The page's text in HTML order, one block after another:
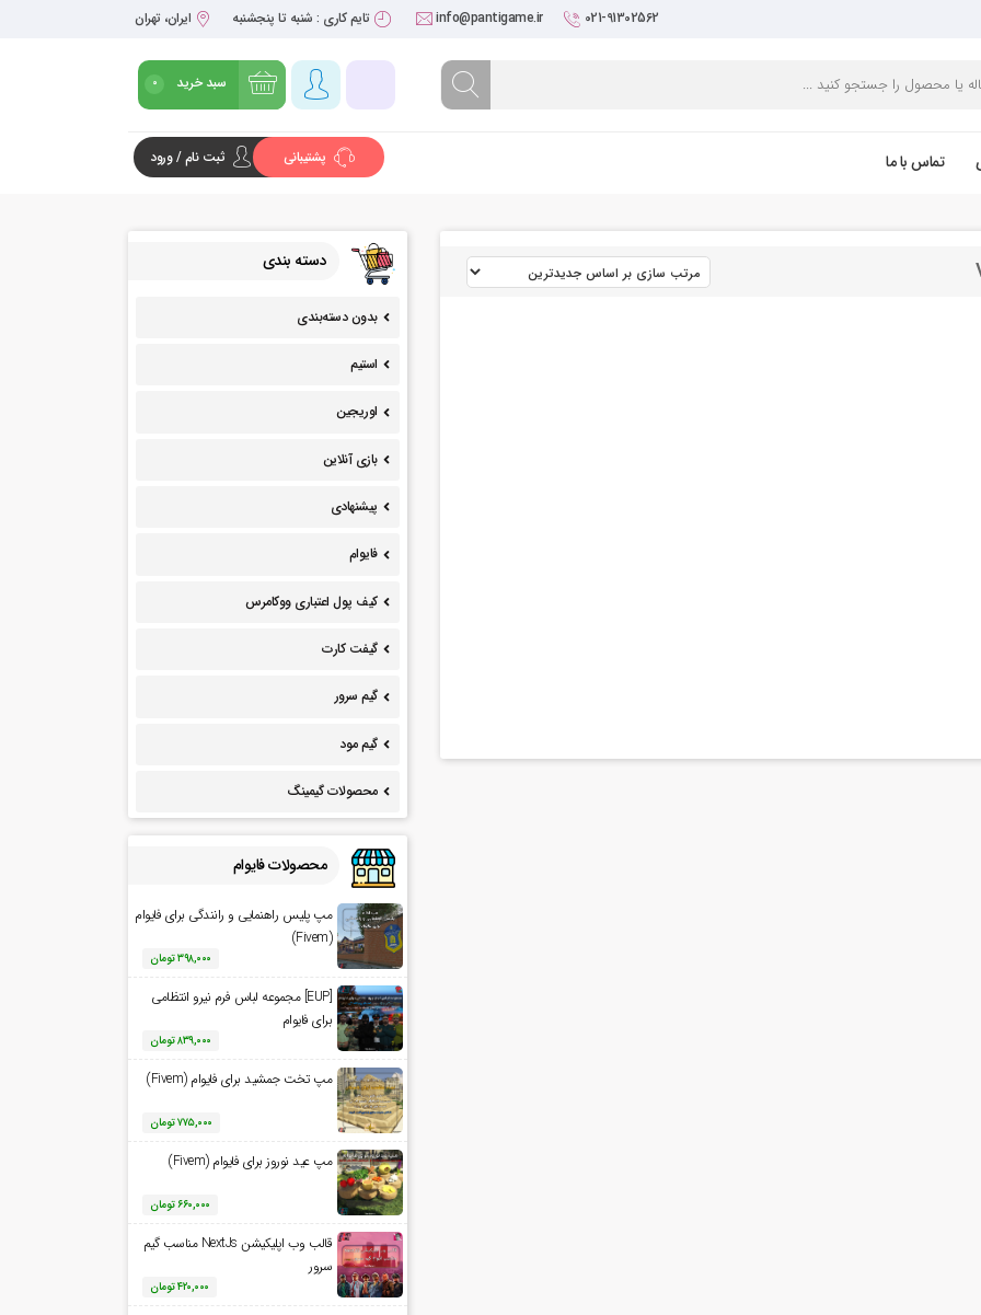
021-91302562
info@pantigame.ir تایم کاری : شنبه تا پنجشنبه ایران، تهران
سبد خرید 0
تماس با ما پشتیبانی ثبت نام / ورود
دسته بندی
بدون دسته‌بندی
استیم
اوریجین
بازی آنلاین
پیشنهادی
فایوام
کیف پول اعتباری ووکامرس
گیفت کارت
گیم سرور
گیم مود
محصولات گیمینگ
محصولات فایوام
مپ پلیس راهنمایی و رانندگی برای فایوام
(Fivem)
۳۹۸,۰۰۰تومان
[EUP] مجموعه لباس فرم نیرو انتظامی
برای فایوام
۸۳۹,۰۰۰تومان
مپ تخت جمشید برای فایوام (Fivem)
۷۷۵,۰۰۰تومان
مپ عید نوروز برای فایوام (Fivem)
۶۶۰,۰۰۰تومان
قالب وب اپلیکیشن NextJs مناسب گیم
سرور
۴۲۰,۰۰۰تومان